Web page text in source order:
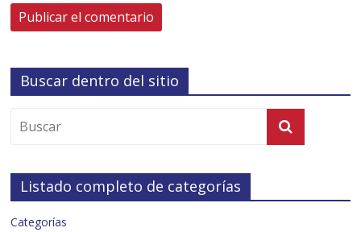
Buscar dentro del sitio
Listado completo de categorías
Categorías